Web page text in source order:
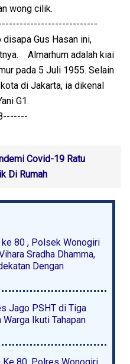
wong cilik.
disapa Gus Hasan ini,
Almarhum adalah kiai
pada 5 Juli 1955. Selain
di Jakarta, ia dikenal
G1.
Covid-19 Ratu
Di Rumah
ke 80 , Polsek Wonogiri
Sradha Dhamma,
Dengan
Jago PSHT di Tiga
Warga Ikuti Tahapan